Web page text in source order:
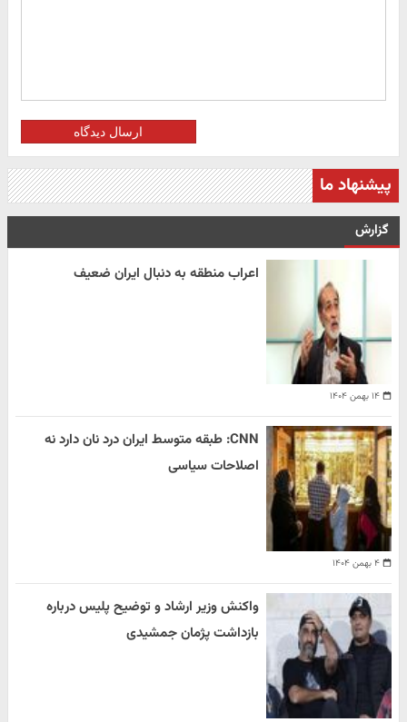
ارسال دیدگاه
پیشنهاد ما
گزارش
۱۴ بهمن ۱۴۰۴
اعراب منطقه به دنبال ایران ضعیف
۴ بهمن ۱۴۰۴
CNN: طبقه متوسط ایران درد نان دارد نه
اصلاحات سیاسی
واکنش وزیر ارشاد و توضیح پلیس درباره
بازداشت پژمان جمشیدی